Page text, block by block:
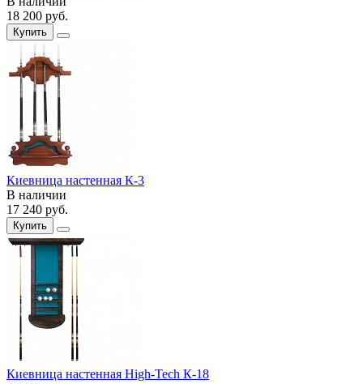
18 200 руб.
Купить
Киевница настенная К-3
В наличии
17 240 руб.
Купить
Киевница настенная High-Tech К-18